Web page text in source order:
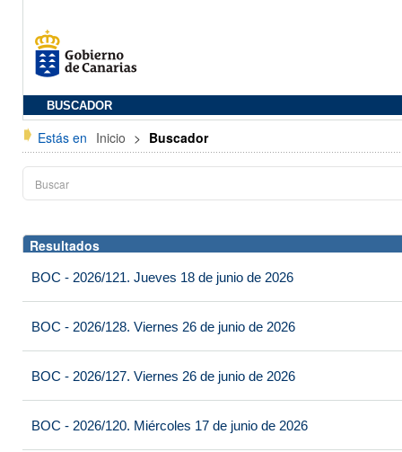
BUSCADOR
Estás en Inicio > Buscador
Resultados
BOC - 2026/121. Jueves 18 de junio de 2026
BOC - 2026/128. Viernes 26 de junio de 2026
BOC - 2026/127. Viernes 26 de junio de 2026
BOC - 2026/120. Miércoles 17 de junio de 2026